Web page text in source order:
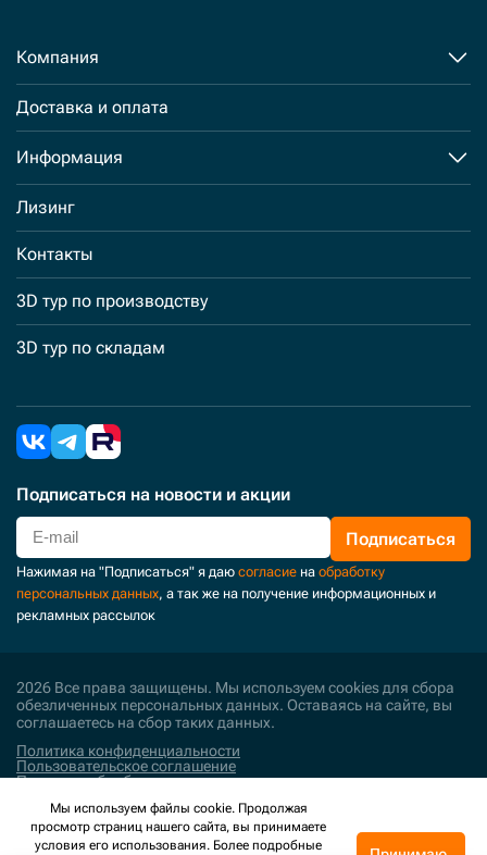
Компания
Доставка и оплата
Информация
Лизинг
Контакты
3D тур по производству
3D тур по складам
Подписаться на новости и акции
Подписаться
Нажимая на "Подписаться" я даю согласие на обработку
персональных данных, а так же на получение информационных и
рекламных рассылок
2026 Все права защищены. Мы используем cookies для сбора
обезличенных персональных данных. Оставаясь на сайте, вы
соглашаетесь на сбор таких данных.
Политика конфиденциальности
Пользовательское соглашение
Политика обработки персональных данных
Поддержка и развитие
Мы используем файлы cookie. Продолжая
просмотр страниц нашего сайта, вы принимаете
условия его использования. Более подробные